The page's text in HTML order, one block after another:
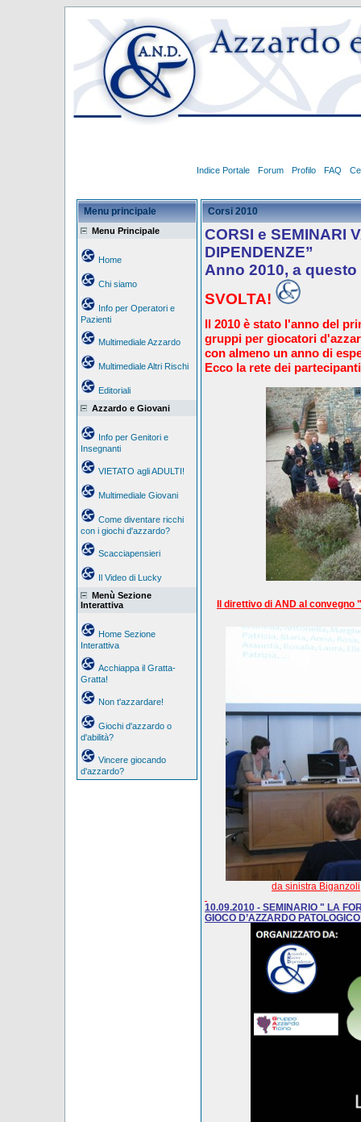
Indice Portale Forum Profilo FAQ
Menu principale
Menu Principale
Home
Chi siamo
Info per Operatori e
Pazienti
Multimediale Azzardo
Multimediale Altri Rischi
Editoriali
Azzardo e Giovani
Info per Genitori e
Insegnanti
VIETATO agli ADULTI!
Multimediale Giovani
Come diventare ricchi
con i giochi d'azzardo?
Scacciapensieri
Il Video di Lucky
Menù Sezione
Interattiva
Home Sezione
Interattiva
Acchiappa il Gratta-
Gratta!
Non t'azzardare!
Giochi d'azzardo o
d'abilità?
Vincere giocando
d'azzardo?
Corsi 2010
CORSI e SEMINARI
DIPENDENZE”
Anno 2010, a
SVOLTA!
Il 2010 è stato l'anno del
gruppi per giocatori
con almeno un anno di
Ecco la rete dei
Il direttivo di AND al convegno
da sinistra
10.09.2010 - SEMINARIO " LA
GIOCO D’AZZARDO